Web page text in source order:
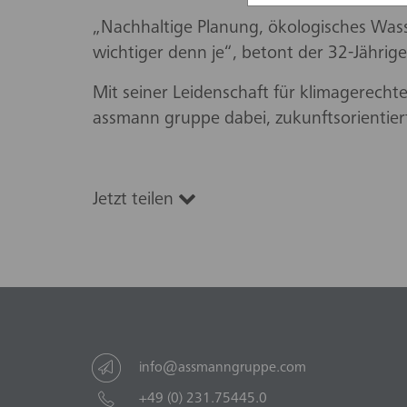
„Nachhaltige Planung, ökologisches
wichtiger denn je“, betont der 32-
Mit seiner Leidenschaft für
assmann gruppe dabei,
Jetzt teilen
info@assmanngruppe.com
+49 (0) 231.75445.0